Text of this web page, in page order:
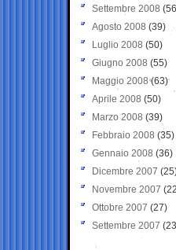
Settembre 2008
Agosto 2008 (39)
Luglio 2008 (50)
Giugno 2008 (55)
Maggio 2008(63)
Aprile 2008 (50)
Marzo 2008 (39)
Febbraio 2008 (35)
Gennaio 2008 (36)
Dicembre 2007
Novembre 2007
Ottobre 2007 (27)
Settembre 2007